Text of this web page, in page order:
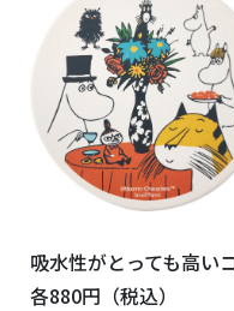
吸水性がとっても高い
各880円（税込）